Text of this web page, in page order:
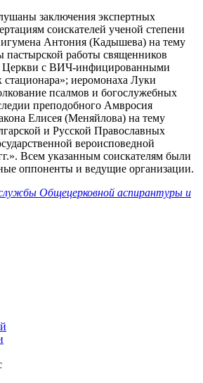
заключения экспертных
соискателей ученой степени
игумена Антония (Кадышева) на тему
пастырской работы священников
Церкви с ВИЧ-инфицированными
стационара»; иеромонаха Луки
псалмов и богослужебных
преподобного Амвросия
Елисея (Меняйлова) на тему
и Русской Православных
вероисповедной
Всем указанным соискателям были
оппоненты и ведущие организации.
Общецерковной аспирантуры и